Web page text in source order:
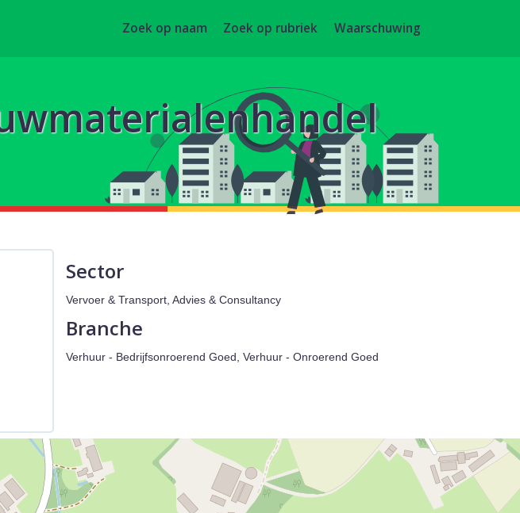
Zoek op naam Zoek op rubriek Waarschuwing
Sector
Vervoer & Transport, Advies & Consultancy
Branche
Verhuur - Bedrijfsonroerend Goed, Verhuur - Onroerend Goed